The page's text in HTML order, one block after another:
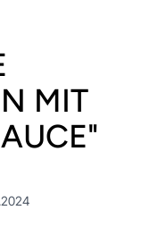
MIT